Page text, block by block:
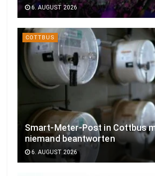
6. AUGUST 2026
COTTBUS
Smart-Meter-Post in Cottbus
niemand beantworten
6. AUGUST 2026